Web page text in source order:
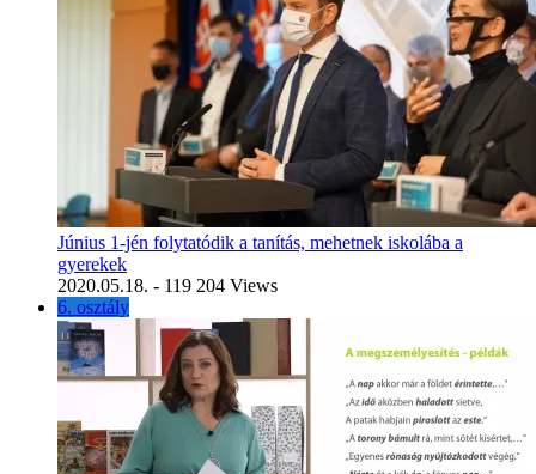
Június 1-jén folytatódik a tanítás, mehetnek iskolába a
gyerekek
2020.05.18. - 119 204 Views
6. osztály